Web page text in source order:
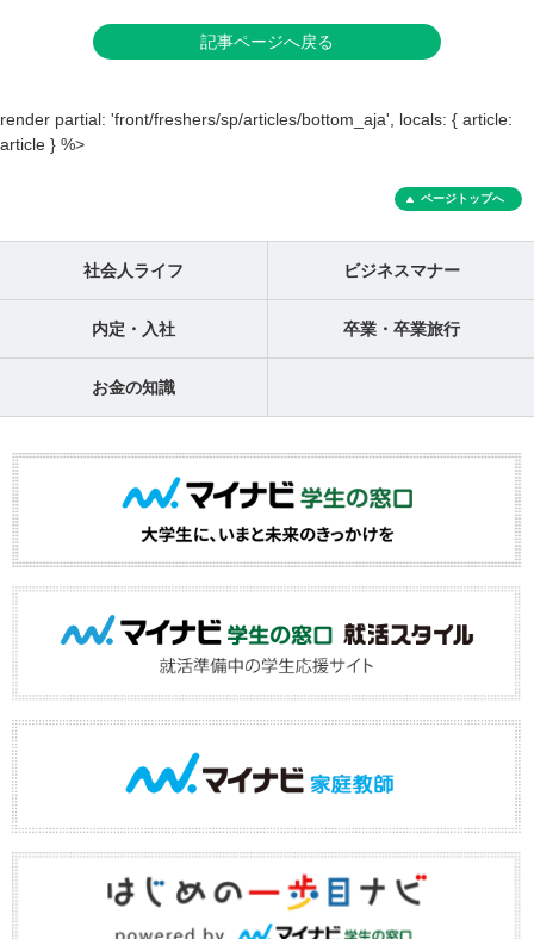
記事ページへ戻る
render partial: 'front/freshers/sp/articles/bottom_aja', locals: { article:
article } %>
ページトップへ
社会人ライフ ビジネスマナー
内定・入社 卒業・卒業旅行
お金の知識